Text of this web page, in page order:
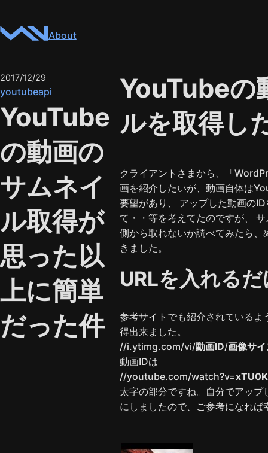
About
2017/12/29
youtubeapi
YouTube
の動画の
サムネイ
ル取得が
思った以
上に簡単
だった件
YouTubeの
ルを取得し
クライアントさまから、「
画を紹介したいが、動画自体は
要望があり、 アップした動画の
て・・等を考えてたのですが、
側から取れないか調べてみたら
きました。
URLを入れる
参考サイトでも紹介されている
得出来ました。
//i.ytimg.com/vi/動画ID/画像サ
動画IDは
//youtube.com/watch?v=
太字の部分ですね。自分でアッ
にしましたので、ご参考になれば